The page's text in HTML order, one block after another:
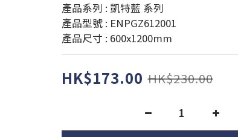
產品系列 : 凱特藍 系列
產品型號 : ENPGZ612001
產品尺寸 : 600x1200mm
HK$173.00 HK$230.00